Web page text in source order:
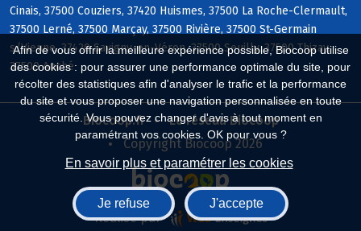
Afin de vous offrir la meilleure expérience possible, Biocoop utilise
des cookies : pour assurer une performance optimale du site, pour
récolter des statistiques afin d'analyser le trafic et la performance
du site et vous proposer une navigation personnalisée en toute
sécurité. Vous pouvez changer d'avis à tout moment en
paramétrant vos cookies. OK pour vous ?
En savoir plus et paramétrer les cookies
Je refuse J'accepte
Cinais, 37500 Couziers, 37420 Huismes, 37500 La Roche-Clermault,
37500 Lerné, 37500 Marçay, 37500 Rivière, 37500 St-Germain
s/Vienne, 37420 Savigny-en-Véron, 37500 Seuilly, 37500 Thizay,
37500 Anché
Biocoop.fr
Le réseau Biocoop
Copyright Biocoop 2026
Réalisé par